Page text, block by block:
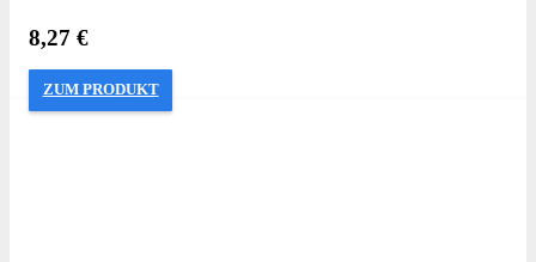
8,27 €
ZUM PRODUKT